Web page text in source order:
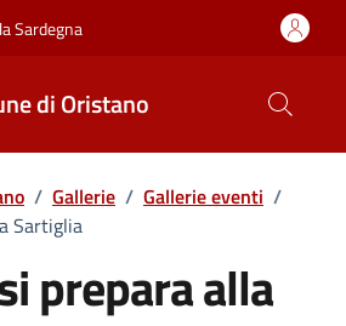
Sardegna
di Oristano
/ Gallerie / Gallerie eventi /
Sartiglia
prepara alla